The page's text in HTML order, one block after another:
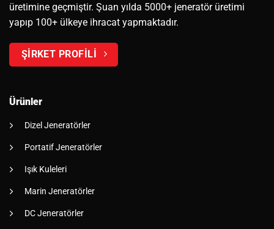
üretimine geçmiştir. Şuan yılda 5000+ jeneratör üretimi
yapıp 100+ ülkeye ihracat yapmaktadır.
ŞİRKET PROFİLİ
Ürünler
Dizel Jeneratörler
Portatif Jeneratörler
Işık Kuleleri
Marin Jeneratörler
DC Jeneratörler